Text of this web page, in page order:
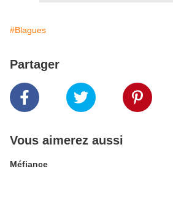
#Blagues
Partager
Vous aimerez aussi
Méfiance